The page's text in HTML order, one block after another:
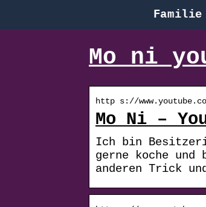
Familie
Mo ni
http s://
Mo Ni –
Ich bin
gerne koche
anderen Trick